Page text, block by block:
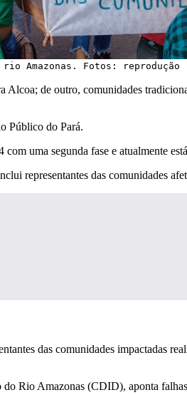
Amazonas. Fotos: reprodução
de outro, comunidades
Público do Pará.
uma segunda fase e atualmente
representantes das comunidades
das comunidades impactadas
Rio Amazonas (CDID), aponta